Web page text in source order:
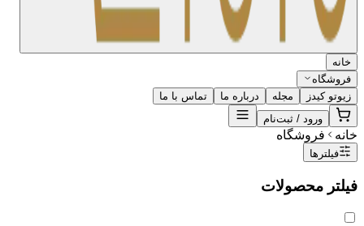
خانه
فروشگاه
زیوتو کیدز
مجله درباره ما
تماس با ما
ورود / ثبت‌نام
خانه فروشگاه
فیلترها
فیلتر محصولات